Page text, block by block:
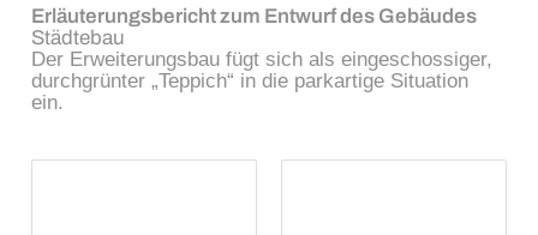
Erläuterungsbericht zum Entwurf des Gebäudes
Städtebau
Der Erweiterungsbau fügt sich als eingeschossiger,
durchgrünter „Teppich“ in die parkartige Situation
ein.